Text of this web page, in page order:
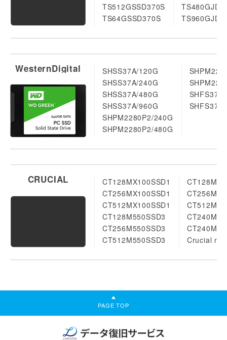
TS512GSSD370S
TS64GSSD370S
WesternDigital
SHSS37A/120G
SHSS37A/240G
SHSS37A/480G
SHSS37A/960G
SHPM2280P2/240G
SHPM2280P2/480G
CRUCIAL
CT128MX100SSD1
CT256MX100SSD1
CT512MX100SSD1
CT128M550SSD3
CT256M550SSD3
CT512M550SSD3
Crucial
PAGE TOP